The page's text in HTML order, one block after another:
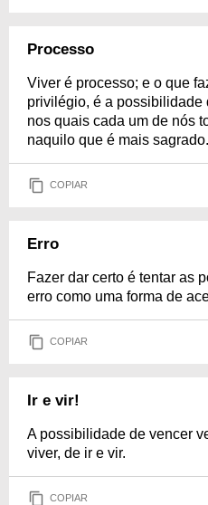
Processo
Viver é processo; e o que
privilégio, é a possibilidade
nos quais cada um de nós
naquilo que é mais
COPIAR
Erro
Fazer dar certo é tentar as
erro como uma forma de
COPIAR
Ir e vir!
A possibilidade de vencer
viver, de ir e vir.
COPIAR